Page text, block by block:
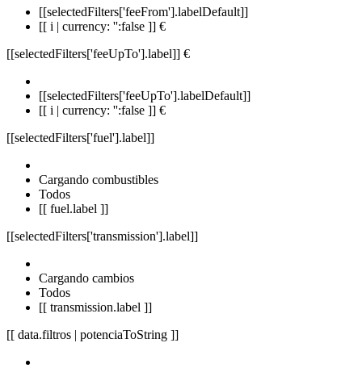
[[selectedFilters['feeFrom'].labelDefault]]
[[ i | currency: '':false ]] €
[[selectedFilters['feeUpTo'].label]] €
[[selectedFilters['feeUpTo'].labelDefault]]
[[ i | currency: '':false ]] €
[[selectedFilters['fuel'].label]]
Cargando combustibles
Todos
[[ fuel.label ]]
[[selectedFilters['transmission'].label]]
Cargando cambios
Todos
[[ transmission.label ]]
[[ data.filtros | potenciaToString ]]